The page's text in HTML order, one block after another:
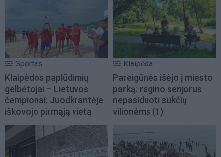
Sportas
Klaipėdos paplūdimių
gelbėtojai – Lietuvos
čempionai: Juodkrantėje
iškovojo pirmąją vietą
Klaipėda
Pareigūnės išėjo į miesto
parką: ragino senjorus
nepasiduoti sukčių
vilionėms (1)